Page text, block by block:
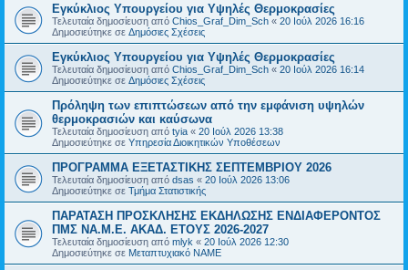
Εγκύκλιος Υπουργείου για Υψηλές Θερμοκρασίες
Τελευταία δημοσίευση από Chios_Graf_Dim_Sch « 20 Ιούλ 2026 16:16
Δημοσιεύτηκε σε Δημόσιες Σχέσεις
Εγκύκλιος Υπουργείου για Υψηλές Θερμοκρασίες
Τελευταία δημοσίευση από Chios_Graf_Dim_Sch « 20 Ιούλ 2026 16:14
Δημοσιεύτηκε σε Δημόσιες Σχέσεις
Πρόληψη των επιπτώσεων από την εμφάνιση υψηλών
θερμοκρασιών και καύσωνα
Τελευταία δημοσίευση από tyia « 20 Ιούλ 2026 13:38
Δημοσιεύτηκε σε Υπηρεσία Διοικητικών Υποθέσεων
ΠΡΟΓΡΑΜΜΑ ΕΞΕΤΑΣΤΙΚΗΣ ΣΕΠΤΕΜΒΡΙΟΥ 2026
Τελευταία δημοσίευση από dsas « 20 Ιούλ 2026 13:06
Δημοσιεύτηκε σε Τμήμα Στατιστικής
ΠΑΡΑΤΑΣΗ ΠΡΟΣΚΛΗΣΗΣ ΕΚΔΗΛΩΣΗΣ ΕΝΔΙΑΦΕΡΟΝΤΟΣ
ΠΜΣ ΝΑ.Μ.Ε. ΑΚΑΔ. ΕΤΟΥΣ 2026-2027
Τελευταία δημοσίευση από mlyk « 20 Ιούλ 2026 12:30
Δημοσιεύτηκε σε Μεταπτυχιακό ΝΑΜΕ